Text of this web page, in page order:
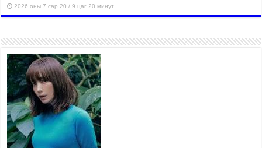
2026 оны 7 сар 20 / 9 цаг 20 минут
шугам хоолойн ажил 80
хувьтай үргэлжилж байна
2026 оны 7 сар 20 / 9 цаг 14 минут
Усархаг аадар бороо орж
байгаа тул аюулгүй байдлаа
хангаж, үер усны аюулаас
сэрэмжлэхийг нийслэлийн
Онцгой байдлын газраас анхааруулж байна
2026 оны 7 сар 20 / 9 цаг 09 минут